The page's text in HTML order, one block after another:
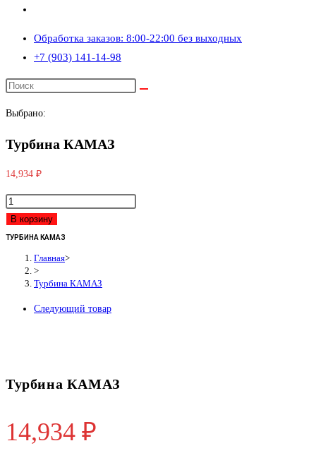
по
веб-
сайту
Обработка заказов: 8:00-22:00 без выходных
+7 (903) 141-14-98
Выбрано:
Турбина КАМАЗ
14,934 ₽
Количество
товара
Турбина
КАМАЗ
В корзину
ТУРБИНА КАМАЗ
Главная>
>
Турбина КАМАЗ
Следующий товар
Турбина КАМАЗ
14,934 ₽